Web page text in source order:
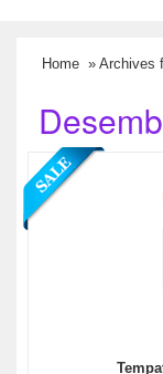
Home » Archives